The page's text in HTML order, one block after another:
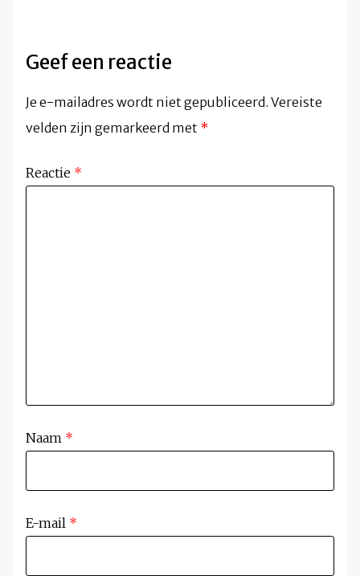
Geef een reactie
Je e-mailadres wordt niet gepubliceerd. Vereiste
velden zijn gemarkeerd met *
Reactie *
Naam *
E-mail *